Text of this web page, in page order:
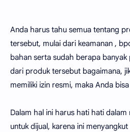
Anda harus tahu semua tentang
tersebut, mulai dari keamanan ,
bahan serta sudah berapa banyak
dari produk tersebut bagaimana,
memiliki izin resmi, maka Anda
Dalam hal ini harus hati hati
untuk dijual, karena ini